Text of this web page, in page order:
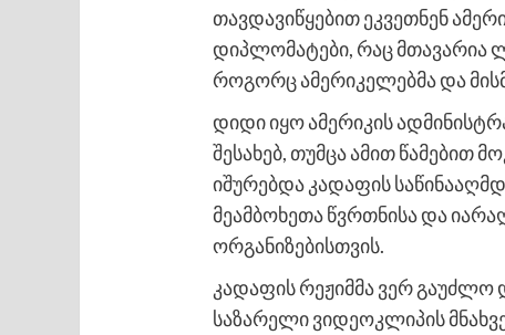
თავდავიწყებით ეკვეთნენ
დიპლომატები, რაც მთავარია
როგორც ამერიკელებმა და
დიდი იყო ამერიკის
შესახებ, თუმცა ამით
იშურებდა კადაფის
მეამბოხეთა წვრთნისა და
ორგანიზებისთვის.
კადაფის რეჟიმმა ვერ გაუძლო
საზარელი ვიდეოკლიპის